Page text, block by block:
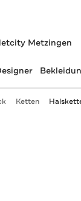
Metzingen
Ketten